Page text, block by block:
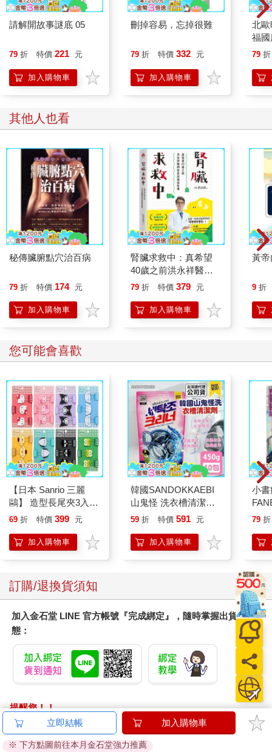
請解開故事謎底 05
79 折 特價 221 元
加入購物車
刪掉容易，忘掉很難
79 折 特價 332 元
加入購物車
北
福
79 折
其他人也看
秘傳臟腑點穴治百病
79 折 特價 174 元
加入購物車
腎臟求救中：真希望
40歲之前洪永祥醫師
就告訴我這些事
79 折 特價 379 元
加入購物車
黃
9 折
您可能會喜歡
【日本 Sanrio 三麗
鷗】 造型長尾夾3入組
(8款可選) 凱蒂貓 Hello
企鵝
69 折 特價 399 元
加入購物車
韓國SANDOKKAEBI
山鬼怪 洗衣槽清潔劑
450公克-10包組
59 折 特價 591 元
加入購物車
小
成
79 折
訂購/退換貨須知
加入金石堂 LINE 官方帳號『完成綁定』，隨時掌握出貨動
態：
提醒您！！
金石堂及銀行均不會請您操作ATM! 如接獲電話要求您前往
ATM提款機，請不要聽從指示，以免受騙上當！
立即結帳 加入購物車
※ 下方點圖前往本月金石堂強力推薦